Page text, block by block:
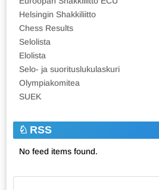
Helsingin Shakkiliitto
Chess Results
Selolista
Elolista
Selo- ja suorituslukulaskuri
Olympiakomitea
SUEK
RSS
No feed items found.